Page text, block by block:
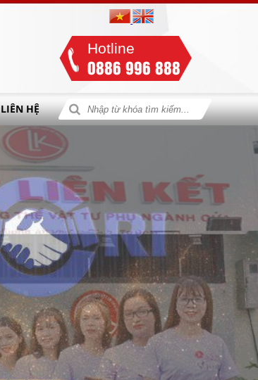
Hotline
0886 996 888
LIÊN HỆ